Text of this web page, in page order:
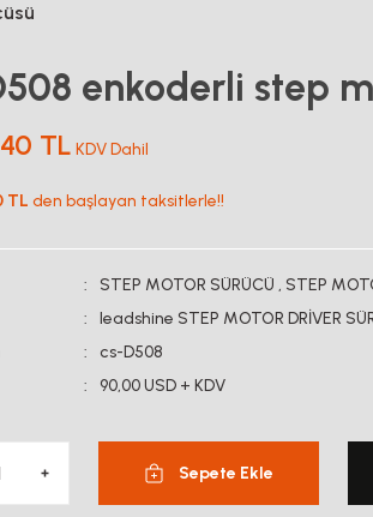
enkoderli step
TL KDV Dahil
TL den başlayan taksitlerle!!
STEP MOTOR SÜRÜCÜ , STEP
leadshine STEP MOTOR DRİVER
cs-D508
90,00 USD + KDV
Sepete Ekle